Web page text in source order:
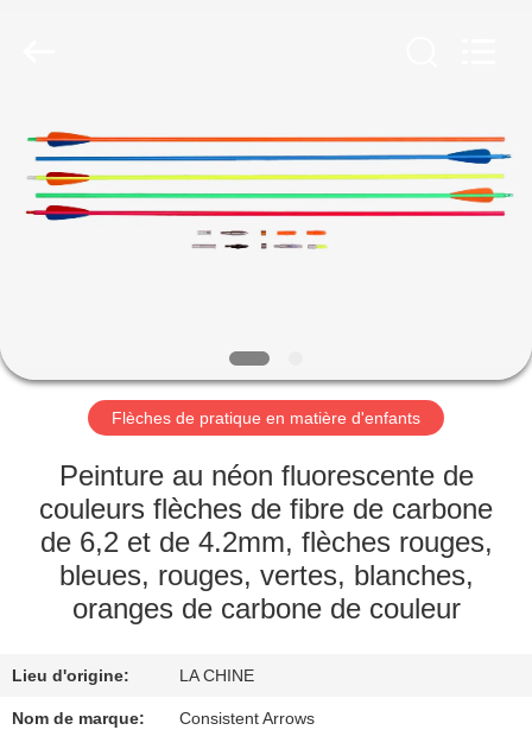
MAISON
DES
SUJET
DE
NOUS
VISITE
D'USINE
CONTRÔLE
QUALITÉ
Flèches de pratique en matière d'enfants
Peinture au néon fluorescente de
couleurs flèches de fibre de carbone
de 6,2 et de 4.2mm, flèches rouges,
bleues, rouges, vertes, blanches,
oranges de carbone de couleur
Lieu d'origine: LA CHINE
Nom de marque: Consistent Arrows